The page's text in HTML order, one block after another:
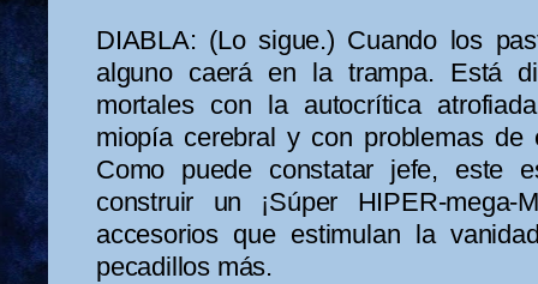
DIABLA: (Lo sigue.) Cuando los
alguno caerá en la trampa. Está
mortales con la autocrítica
miopía cerebral y con problemas de
Como puede constatar jefe, este
construir un ¡Súper HIPER-
accesorios que estimulan la
pecadillos más.